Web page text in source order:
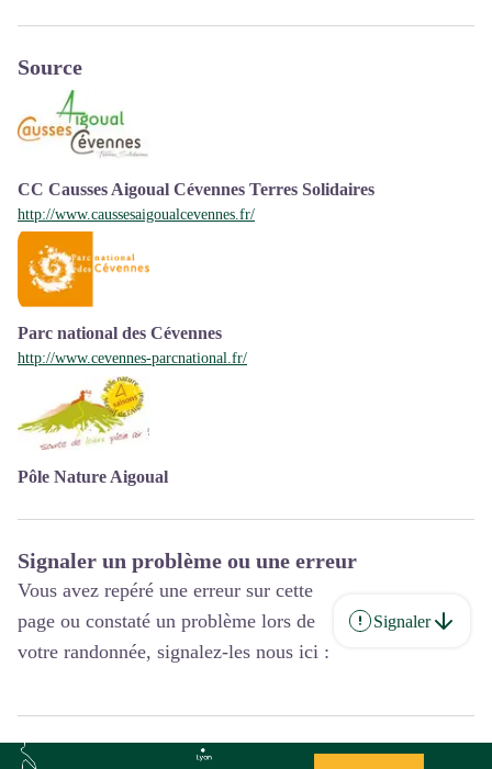
Source
CC Causses Aigoual Cévennes Terres Solidaires
http://www.caussesaigoualcevennes.fr/
Parc national des Cévennes
http://www.cevennes-parcnational.fr/
Pôle Nature Aigoual
Signaler un problème ou une erreur
Vous avez repéré une erreur sur cette
page ou constaté un problème lors de
votre randonnée, signalez-les nous ici :
Signaler